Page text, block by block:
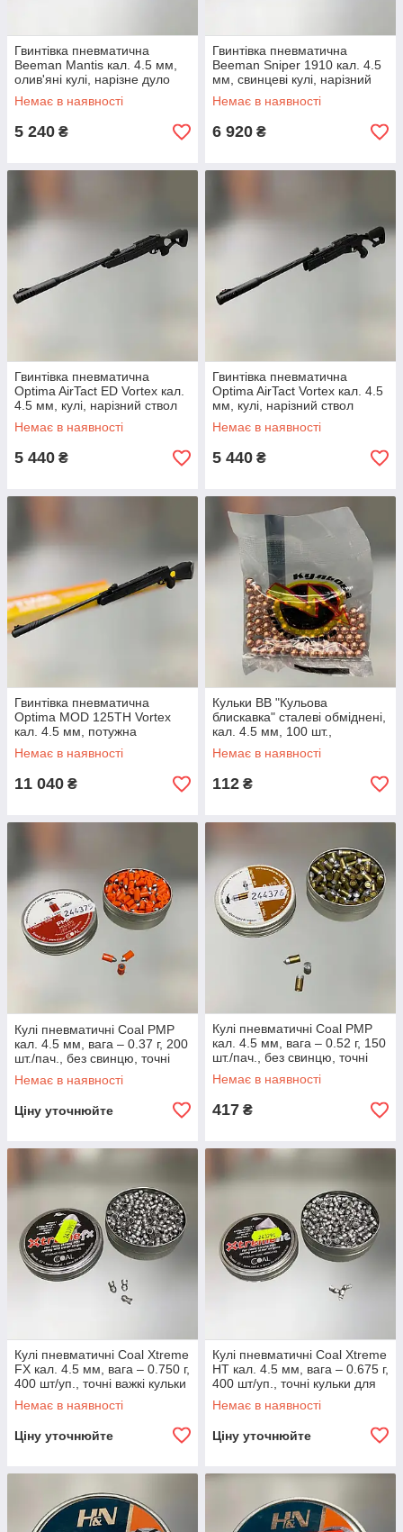
Гвинтівка пневматична
Beeman Mantis кал. 4.5 мм,
олив'яні кулі, нарізне дуло
Немає в наявності
5 240 ₴
Гвинтівка пневматична
Beeman Sniper 1910 кал. 4.5
мм, свинцеві кулі, нарізний
ствол, аналог гвинтівки М16
Немає в наявності
6 920 ₴
Гвинтівка пневматична
Optima AirTact ED Vortex кал.
4.5 мм, кулі, нарізний ствол
Немає в наявності
5 440 ₴
Гвинтівка пневматична
Optima AirTact Vortex кал. 4.5
мм, кулі, нарізний ствол
Немає в наявності
5 440 ₴
Гвинтівка пневматична
Optima MOD 125TH Vortex
кал. 4.5 мм, потужна
гвинтівка, кулі, нарізний ствол
(2370.36.59)
Немає в наявності
11 040 ₴
Кульки ВВ "Кульова
блискавка" сталеві обміднені,
кал. 4.5 мм, 100 шт.,
обміднені кульки для
пневматики
Немає в наявності
112 ₴
Кулі пневматичні Coal PMP
кал. 4.5 мм, вага – 0.37 г, 200
шт./пач., без свинцю, точні
кульки пневматики, для
полювання
Немає в наявності
Ціну уточнюйте
Кулі пневматичні Coal PMP
кал. 4.5 мм, вага – 0.52 г, 150
шт./пач., без свинцю, точні
кульки пневматики, для
полювання
Немає в наявності
417 ₴
Кулі пневматичні Coal Xtreme
FX кал. 4.5 мм, вага – 0.750 г,
400 шт/уп., точні важкі кульки
для пневматики, для
полювання
Немає в наявності
Ціну уточнюйте
Кулі пневматичні Coal Xtreme
HT кал. 4.5 мм, вага – 0.675 г,
400 шт/уп., точні кульки для
пневматики, для полювання
Немає в наявності
Ціну уточнюйте